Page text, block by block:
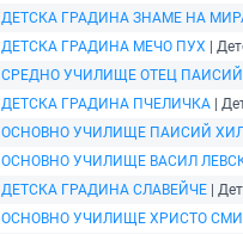
ДЕТСКА ГРАДИНА ЗНАМЕ НА
ДЕТСКА ГРАДИНА МЕЧО ПУХ |
СРЕДНО УЧИЛИЩЕ ОТЕЦ ПАИСИЙ
ДЕТСКА ГРАДИНА ПЧЕЛИЧКА |
ОСНОВНО УЧИЛИЩЕ ПАИСИЙ
ОСНОВНО УЧИЛИЩЕ ВАСИЛ
ДЕТСКА ГРАДИНА СЛАВЕЙЧЕ |
ОСНОВНО УЧИЛИЩЕ ХРИСТО